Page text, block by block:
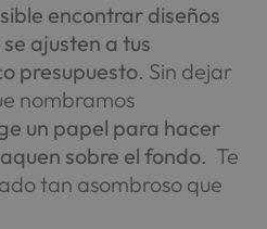
encontrar diseños
ajusten a tus
presupuesto. Sin dejar
nombramos
un papel para hacer
sobre el fondo. Te
tan asombroso que